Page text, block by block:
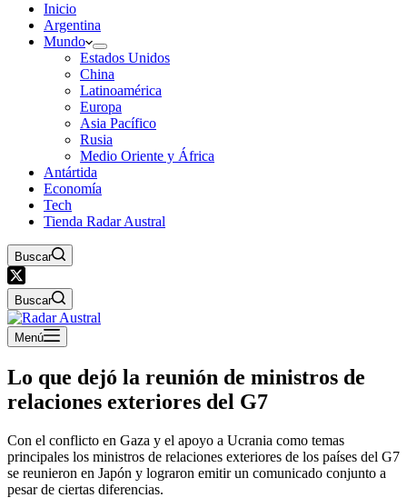
Inicio
Argentina
Mundo
Estados Unidos
China
Latinoamérica
Europa
Asia Pacífico
Rusia
Medio Oriente y África
Antártida
Economía
Tech
Tienda Radar Austral
Buscar
Buscar
Menú
Lo que dejó la reunión de ministros de
relaciones exteriores del G7
Con el conflicto en Gaza y el apoyo a Ucrania como temas
principales los ministros de relaciones exteriores de los países del G7
se reunieron en Japón y lograron emitir un comunicado conjunto a
pesar de ciertas diferencias.